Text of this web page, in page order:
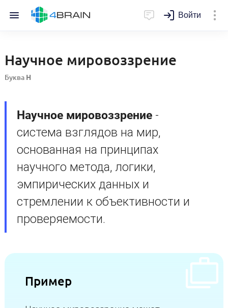
Войти
Научное мировоззрение
Буква Н
Научное мировоззрение-
система взглядов на мир,
основанная на принципах
научного метода, логики,
эмпирических данных и
стремлении к объективности и
проверяемости.
Пример